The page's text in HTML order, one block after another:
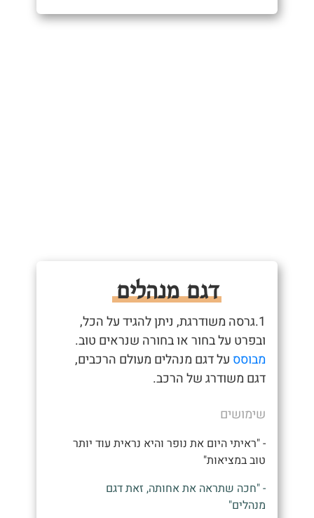
דגם מנהלים
1.גרסה משודרגת, ניתן להגיד על הכל,
ובפרט על בחור או בחורה שנראים טוב.
מבוסס על דגם מנהלים מעולם הרכבים,
דגם משודרג של הרכב.
שימושים
- "ראיתי היום את נופר והיא נראית עוד יותר
טוב במציאות"
- "חכה שתראה את אחותה, זאת דגם
מנהלים"